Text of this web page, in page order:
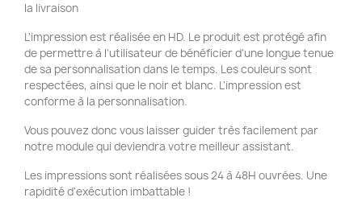
la livraison
L'impression est réalisée en HD. Le produit est protégé afin
de permettre à l'utilisateur de bénéficier d'une longue tenue
de sa personnalisation dans le temps. Les couleurs sont
respectées, ainsi que le noir et blanc. L'impression est
conforme à la personnalisation.
Vous pouvez donc vous laisser guider très facilement par
notre module qui deviendra votre meilleur assistant.
Les impressions sont réalisées sous 24 à 48H ouvrées. Une
rapidité d'exécution imbattable !